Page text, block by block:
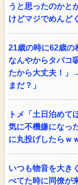
うと思ったのかと
けどマジでめんど
21歳の時に62歳の
なんやからタバコ
たから大丈夫！」
まだ？」
トメ「土日泊めて
気に不機嫌になっ
に丸投げしたらｗ
いつも物音を大き
べてた時に同僚が